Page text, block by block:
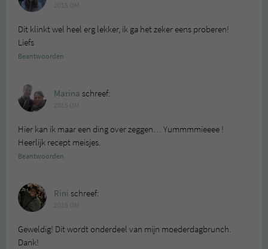
Dit klinkt wel heel erg lekker, ik ga het zeker eens proberen!
Liefs
Beantwoorden
Marina schreef:
Hier kan ik maar een ding over zeggen… Yummmmieeee !
Heerlijk recept meisjes.
Beantwoorden
Rini schreef:
Geweldig! Dit wordt onderdeel van mijn moederdagbrunch.
Dank!